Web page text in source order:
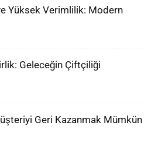
Yüksek Verimlilik: Modern
Geleceğin Çiftçiliği
Geri Kazanmak Mümkün